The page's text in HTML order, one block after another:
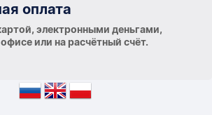
оплата
электронными деньгами,
или на расчётный счёт.